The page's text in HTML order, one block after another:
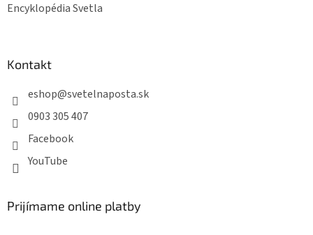
Encyklopédia Svetla
Kontakt
eshop@svetelnaposta.sk
0903 305 407
Facebook
YouTube
Prijímame online platby